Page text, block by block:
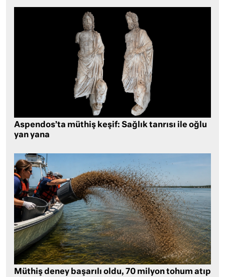
Aspendos’ta müthiş keşif: Sağlık tanrısı ile oğlu
yan yana
Müthiş deney başarılı oldu, 70 milyon tohum atıp